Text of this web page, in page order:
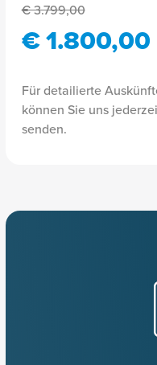
€ 3.799,00
€ 1.800,00
Für detailierte
können Sie uns
senden.